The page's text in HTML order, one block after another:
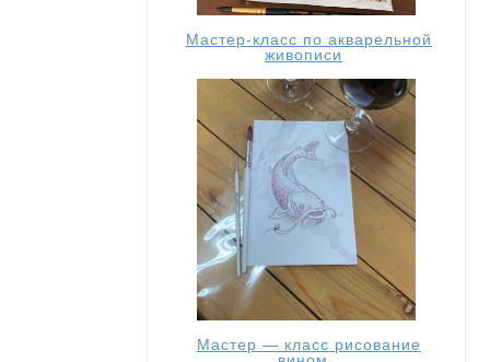
Мастер-класс по акварельной
живописи
Мастер — класс рисование